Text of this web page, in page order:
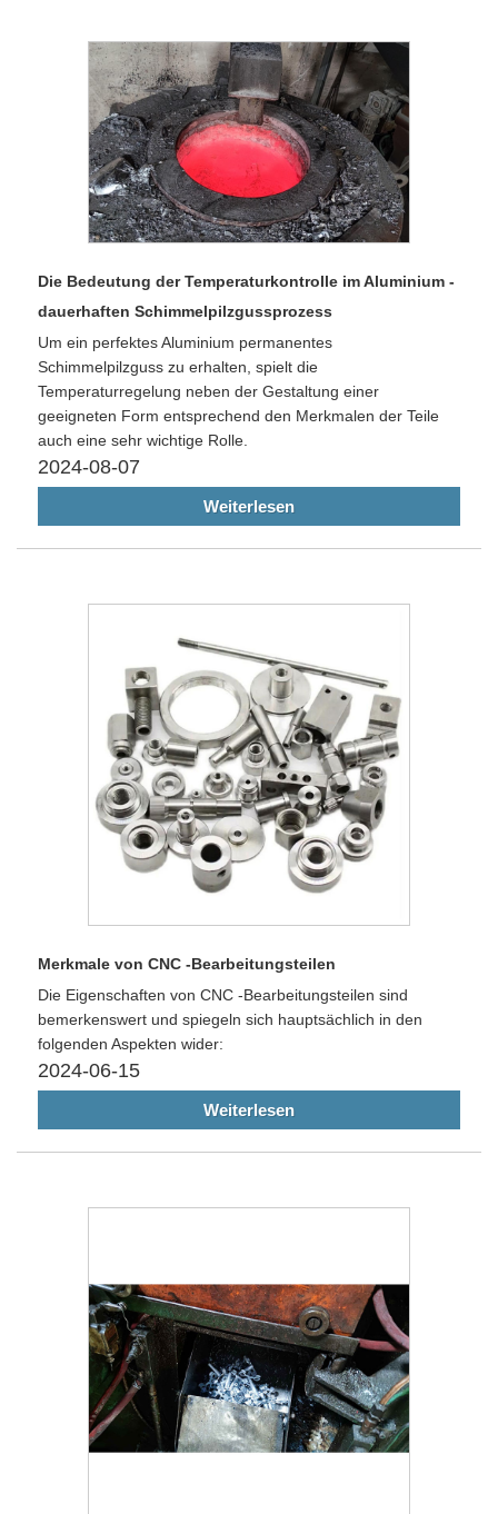
Die Bedeutung der Temperaturkontrolle im Aluminium -
dauerhaften Schimmelpilzgussprozess
Um ein perfektes Aluminium permanentes
Schimmelpilzguss zu erhalten, spielt die
Temperaturregelung neben der Gestaltung einer
geeigneten Form entsprechend den Merkmalen der Teile
auch eine sehr wichtige Rolle.
2024-08-07
Weiterlesen
Merkmale von CNC -Bearbeitungsteilen
Die Eigenschaften von CNC -Bearbeitungsteilen sind
bemerkenswert und spiegeln sich hauptsächlich in den
folgenden Aspekten wider:
2024-06-15
Weiterlesen